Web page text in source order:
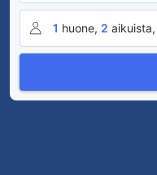
1 huone, 2 aikuista,